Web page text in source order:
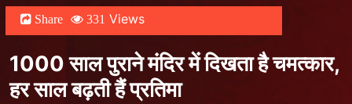
Share 331 Views
1000 साल पुराने मंदिर में दिखता है चमत्कार,
हर साल बढ़ती हैं प्रतिमा